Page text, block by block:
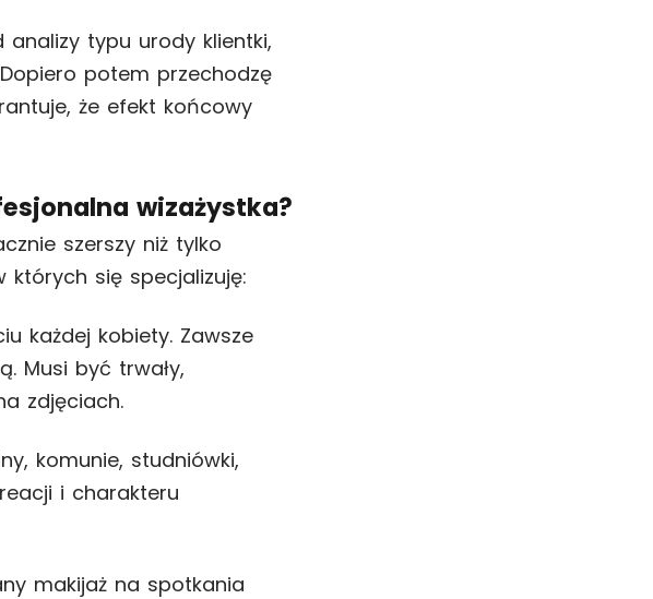
typu urody klientki,
potem przechodzę
że efekt końcowy
wizażystka?
szerszy niż tylko
których się specjalizuję:
każdej kobiety. Zawsze
Musi być trwały,
zdjęciach.
komunie, studniówki,
i charakteru
makijaż na spotkania